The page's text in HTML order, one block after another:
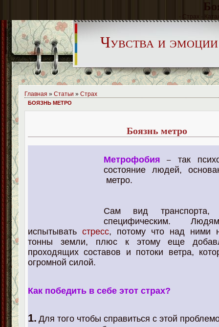
- Страх -
Чувства и эмоции
Главная » Статьи » Страх
БОЯЗНЬ МЕТРО
Боязнь метро
Метрофобия –так
состояние людей,
метро.
Сам вид транспорта,
специфическим.
испытывать стресс, потому что над ними
тонны земли, плюс к этому еще
проходящих составов и потоки ветра,
огромной силой.
Как победить в себе этот страх?
1. Для того чтобы справиться с этой